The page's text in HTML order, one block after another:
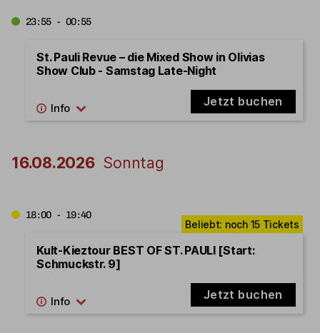
23:55 - 00:55
St. Pauli Revue – die Mixed Show in Olivias
Show Club - Samstag Late-Night
Jetzt buchen
16.08.2026 Sonntag
18:00 - 19:40
Kult-Kieztour BEST OF ST. PAULI [Start:
Schmuckstr. 9]
Jetzt buchen